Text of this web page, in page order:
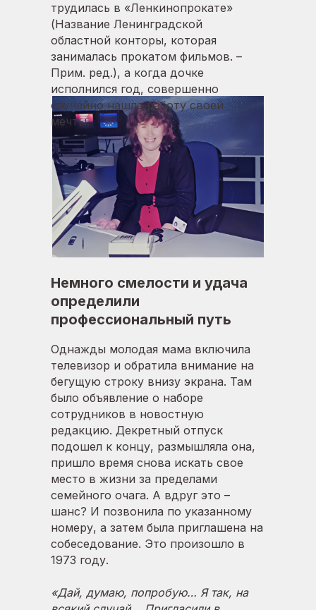
Однажды молодая мама включила
телевизор и обратила внимание на
бегущую строку внизу экрана. Там
было объявление о наборе
сотрудников в новостную
редакцию. Декретный отпуск
подошел к концу, размышляла она,
пришло время снова искать свое
место в жизни за пределами
семейного очага. А вдруг это –
шанс? И позвонила по указанному
номеру, а затем была приглашена на
собеседование. Это произошло в
1973 году.
«Дай, думаю, попробую… Я так, на
Немного смелости и удача
определили
профессиональный путь
трудилась в «Ленкинопрокате»
(Название Ленинградской
областной конторы, которая
занималась прокатом фильмов. –
Прим. ред.), а когда дочке
исполнился год, совершенно
случайно нашла работу своей
мечты.